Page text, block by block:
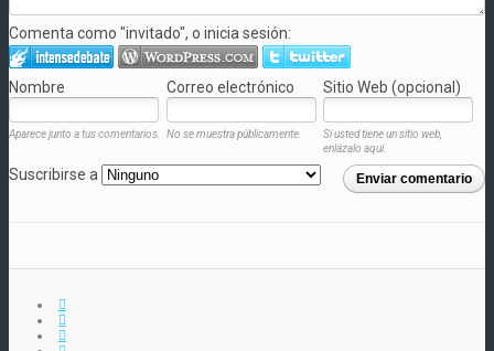
Comenta como "invitado", o inicia sesión:
Nombre Correo electrónico Sitio Web (opcional)
Aparece junto a tus comentarios. No se muestra públicamente.
Si usted tiene un sitio web,
enlázalo aquí.
Enviar comentario
Suscribirse a